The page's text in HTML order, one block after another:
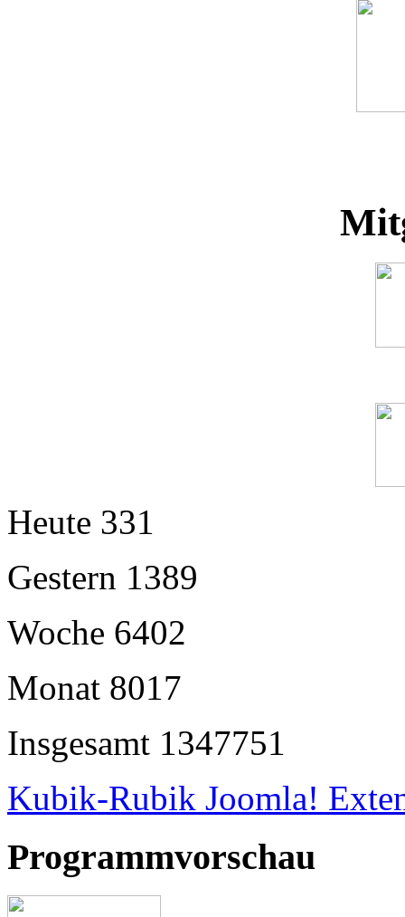
Heute 331
Gestern 1389
Woche 6402
Monat 8017
Insgesamt 1347751
Kubik-Rubik Joomla!
Programmvorschau